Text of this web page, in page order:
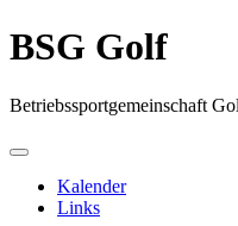
BSG Golf
Betriebssportgemeinschaft
Kalender
Links